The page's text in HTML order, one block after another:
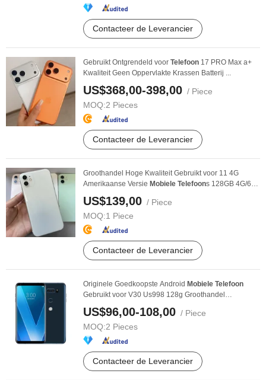
Contacteer de Leverancier
Gebruikt Ontgrendeld voor Telefoon 17 PRO Max a+
Kwaliteit Geen Oppervlakte Krassen Batterij ...
US$368,00-398,00 / Piece
MOQ:2 Pieces
Contacteer de Leverancier
Groothandel Hoge Kwaliteit Gebruikt voor 11 4G
Amerikaanse Versie Mobiele Telefoons 128GB 4G/6g
RAM ...
US$139,00 / Piece
MOQ:1 Piece
Contacteer de Leverancier
Originele Goedkoopste Android Mobiele Telefoon
Gebruikt voor V30 Us998 128g Groothandel
Ontgrendeld ...
US$96,00-108,00 / Piece
MOQ:2 Pieces
Contacteer de Leverancier